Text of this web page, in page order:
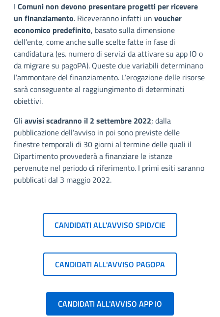
I Comuni non devono presentare progetti per ricevere
un finanziamento. Riceveranno infatti un voucher
economico predefinito, basato sulla dimensione
dell’ente, come anche sulle scelte fatte in fase di
candidatura (es. numero di servizi da attivare su app IO o
da migrare su pagoPA). Queste due variabili determinano
l’ammontare del finanziamento. L’erogazione delle risorse
sarà conseguente al raggiungimento di determinati
obiettivi.
Gli avvisi scadranno il 2 settembre 2022; dalla
pubblicazione dell’avviso in poi sono previste delle
finestre temporali di 30 giorni al termine delle quali il
Dipartimento provvederà a finanziare le istanze
pervenute nel periodo di riferimento. I primi esiti saranno
pubblicati dal 3 maggio 2022.
CANDIDATI ALL'AVVISO SPID/CIE
CANDIDATI ALL'AVVISO PAGOPA
CANDIDATI ALL'AVVISO APP IO